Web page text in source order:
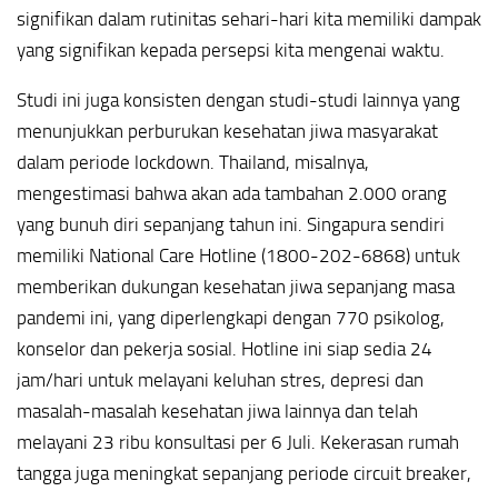
signifikan dalam rutinitas sehari-hari kita memiliki dampak
yang signifikan kepada persepsi kita mengenai waktu.
Studi ini juga konsisten dengan studi-studi lainnya yang
menunjukkan perburukan kesehatan jiwa masyarakat
dalam periode lockdown. Thailand, misalnya,
mengestimasi bahwa akan ada tambahan 2.000 orang
yang bunuh diri sepanjang tahun ini. Singapura sendiri
memiliki National Care Hotline (1800-202-6868) untuk
memberikan dukungan kesehatan jiwa sepanjang masa
pandemi ini, yang diperlengkapi dengan 770 psikolog,
konselor dan pekerja sosial. Hotline ini siap sedia 24
jam/hari untuk melayani keluhan stres, depresi dan
masalah-masalah kesehatan jiwa lainnya dan telah
melayani 23 ribu konsultasi per 6 Juli. Kekerasan rumah
tangga juga meningkat sepanjang periode circuit breaker,